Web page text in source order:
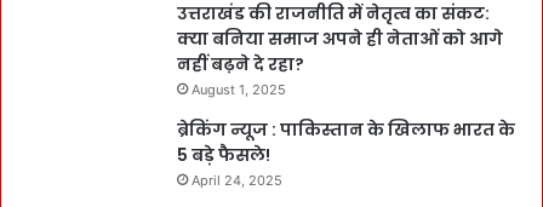
उत्तराखंड की राजनीति में नेतृत्व का संकट:
क्या बनिया समाज अपने ही नेताओं को आगे
नहीं बढ़ने दे रहा?
August 1, 2025
ब्रेकिंग न्यूज : पाकिस्तान के खिलाफ भारत के
5 बड़े फैसले!
April 24, 2025